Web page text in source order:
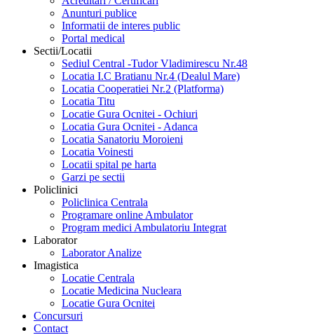
Anunturi publice
Informatii de interes public
Portal medical
Sectii/Locatii
Sediul Central -Tudor Vladimirescu Nr.48
Locatia I.C Bratianu Nr.4 (Dealul Mare)
Locatia Cooperatiei Nr.2 (Platforma)
Locatia Titu
Locatie Gura Ocnitei - Ochiuri
Locatia Gura Ocnitei - Adanca
Locatia Sanatoriu Moroieni
Locatia Voinesti
Locatii spital pe harta
Garzi pe sectii
Policlinici
Policlinica Centrala
Programare online Ambulator
Program medici Ambulatoriu Integrat
Laborator
Laborator Analize
Imagistica
Locatie Centrala
Locatie Medicina Nucleara
Locatie Gura Ocnitei
Concursuri
Contact